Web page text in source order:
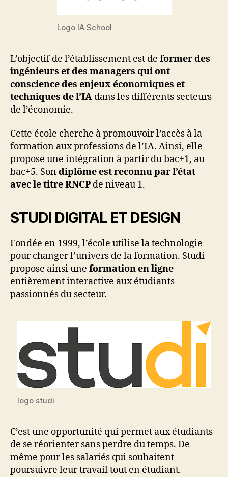
Logo IA School
L’objectif de l’établissement est de former des
ingénieurs et des managers qui ont
conscience des enjeux économiques et
techniques de l’IA dans les différents secteurs
de l’économie.
Cette école cherche à promouvoir l’accès à la
formation aux professions de l’IA. Ainsi, elle
propose une intégration à partir du bac+1, au
bac+5. Sondiplôme est reconnu par l’état
avec le titre RNCP de niveau 1.
STUDI DIGITAL ET DESIGN
Fondée en 1999, l’école utilise la technologie
pour changer l’univers de la formation. Studi
propose ainsi une formation en ligne
entièrement interactive aux étudiants
passionnés du secteur.
logo studi
C’est une opportunité qui permet aux étudiants
de se réorienter sans perdre du temps. De
même pour les salariés qui souhaitent
poursuivre leur travail tout en étudiant.